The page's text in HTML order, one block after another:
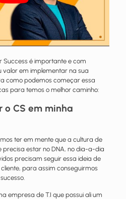
Success é importante e com
valor em implementar na sua
como podemos começar essa
para temos o melhor caminho:
o CS em minha
ter em mente que a cultura de
precisa estar no DNA, no dia-a-dia
precisam seguir essa ideia de
para assim conseguirmos
empresa de T.I que possui ali um